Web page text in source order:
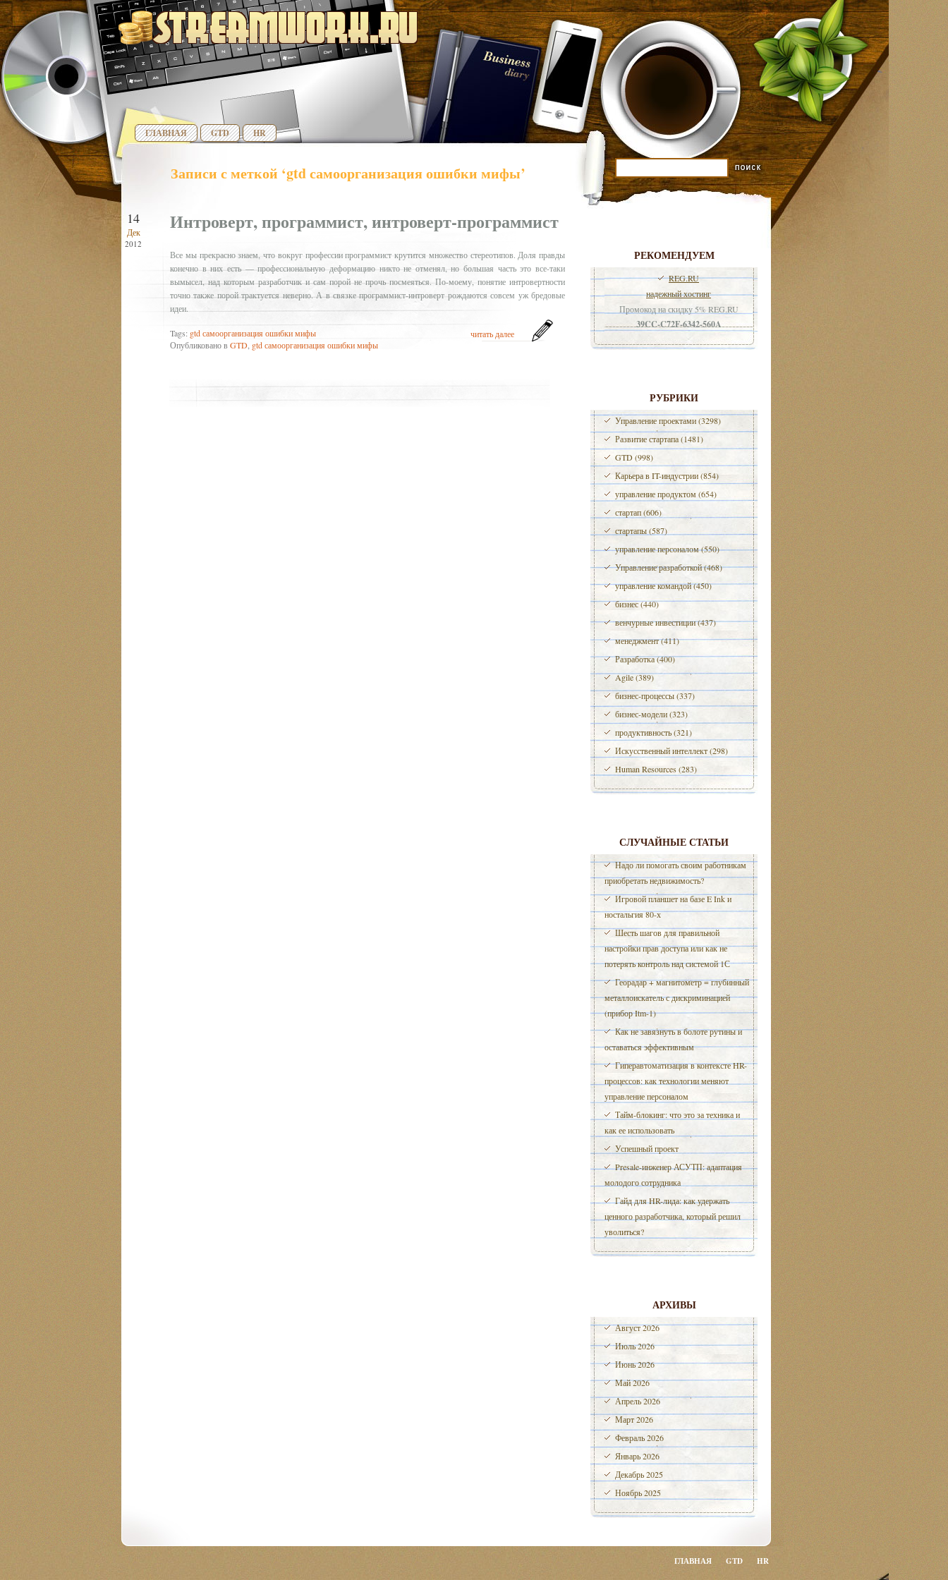
ГЛАВНАЯ GTD HR
Записи с меткой ‘gtd самоорганизация ошибки мифы’
14
Дек
2012
Интроверт, программист, интроверт-программист
Все мы прекрасно знаем, что вокруг профессии программист крутится множество стереотипов. Доля правды
конечно в них есть — профессиональную деформацию никто не отменял, но большая часть это все-таки
вымысел, над которым разработчик и сам порой не прочь посмеяться. По-моему, понятие интровертности
точно также порой трактуется неверно. А в связке программист-интроверт рождаются совсем уж бредовые
идеи.
Tags: gtd самоорганизация ошибки мифы
Опубликовано вGTD gtd самоорганизация ошибки мифы
читать далее
РЕКОМЕНДУЕМ
REG.RU
надежный хостинг
Промокод на скидку 5% REG.RU
39CC-C72F-6342-560A
РУБРИКИ
Управление проектами (3298)
Развитие стартапа (1481)
GTD (998)
Карьера в IT-индустрии (854)
управление продуктом (654)
стартап (606)
стартапы (587)
управление персоналом (550)
Управление разработкой (468)
управление командой (450)
бизнес (440)
венчурные инвестиции (437)
менеджмент (411)
Разработка (400)
Agile (389)
бизнес-процессы (337)
бизнес-модели (323)
продуктивность (321)
Искусственный интеллект (298)
Human Resources (283)
СЛУЧАЙНЫЕ СТАТЬИ
Надо ли помогать своим работникам
приобретать недвижимость?
Игровой планшет на базе E Ink и
ностальгия 80-х
Шесть шагов для правильной
настройки прав доступа или как не
потерять контроль над системой 1С
Георадар + магнитометр = глубинный
металлоискатель с дискриминацией
(прибор Itm-1)
Как не завязнуть в болоте рутины и
оставаться эффективным
Гиперавтоматизация в контексте HR-
процессов: как технологии меняют
управление персоналом
Тайм-блокинг: что это за техника и
как ее использовать
Успешный проект
Presale-инженер АСУТП: адаптация
молодого сотрудника
Гайд для HR-лида: как удержать
ценного разработчика, который решил
уволиться?
АРХИВЫ
Август 2026
Июль 2026
Июнь 2026
Май 2026
Апрель 2026
Март 2026
Февраль 2026
Январь 2026
Декабрь 2025
Ноябрь 2025
ГЛАВНАЯ GTD HR